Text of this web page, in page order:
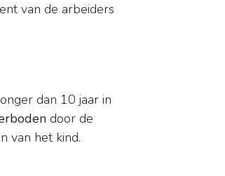
van de arbeiders
dan 10 jaar in
door de
van het kind.